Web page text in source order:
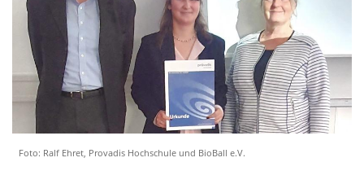
Foto: Ralf Ehret, Provadis Hochschule und BioBall e.V.